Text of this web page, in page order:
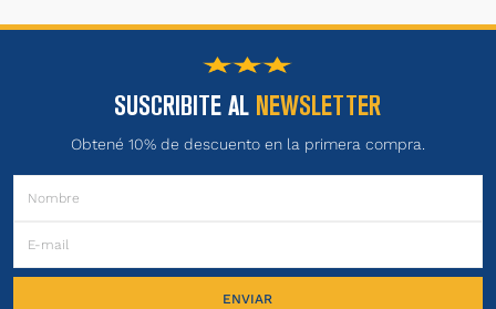
SUSCRIBITE AL NEWSLETTER
Obtené 10% de descuento en la primera compra.
ENVIAR